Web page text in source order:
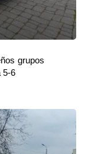
grupos
5-6